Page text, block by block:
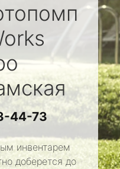
44-73
инвентарем
доберется до